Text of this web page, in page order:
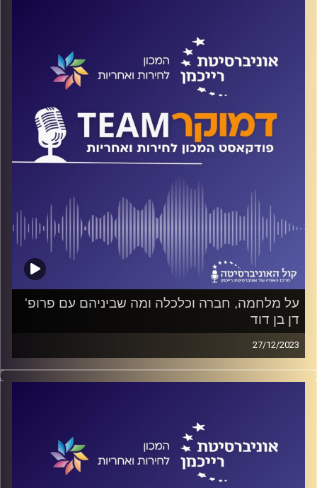
ה-7 באוקטובר ומה מצבנו היום, ואיך כל זה משפיע על
הדמוקרטיה הישראלית?
המכון לחירות ואחריות
על מלחמה, חברה וכלכלה ומה שביניהם עם פרופ'
דן בן דוד
27/12/2023
פודקאסט המכון לחירות ואחריות באוניברסיטת רייכמן
ד"ר חיים וייצמן משוחח עם פרופ' דן בן דוד על השפעת